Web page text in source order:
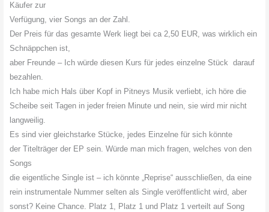
Käufer zur
Verfügung, vier Songs an der Zahl.
Der Preis für das gesamte Werk liegt bei ca 2,50 EUR, was wirklich ein
Schnäppchen ist,
aber Freunde – Ich würde diesen Kurs für jedes einzelne Stück darauf
bezahlen.
Ich habe mich Hals über Kopf in Pitneys Musik verliebt, ich höre die
Scheibe seit Tagen in jeder freien Minute und nein, sie wird mir nicht
langweilig.
Es sind vier gleichstarke Stücke, jedes Einzelne für sich könnte
der Titelträger der EP sein. Würde man mich fragen, welches von den
Songs
die eigentliche Single ist – ich könnte „Reprise“ ausschließen, da eine
rein instrumentale Nummer selten als Single veröffentlicht wird, aber
sonst? Keine Chance. Platz 1, Platz 1 und Platz 1 verteilt auf Song